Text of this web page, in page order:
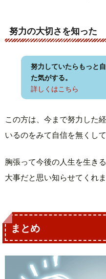
努力の大切さを知った
努力していたらもっと
た気がする。
詳しくはこちら
この方は、今まで努力した
いるのをみて自信を無くし
胸張って今後の人生を生き
大事だと思い知らせてくれま
まとめ